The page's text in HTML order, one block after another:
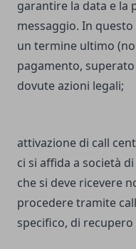
garantire la data e la
messaggio. In
un termine ultimo
pagamento,
dovute azioni legali;
attivazione di call
ci si affida a società
che si deve ricevere
procedere tramite
specifico, di